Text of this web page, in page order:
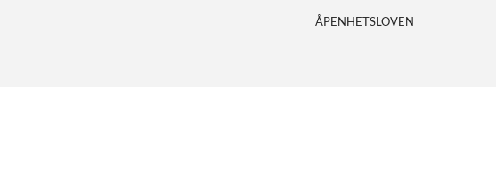
ÅPENHETSLOVEN